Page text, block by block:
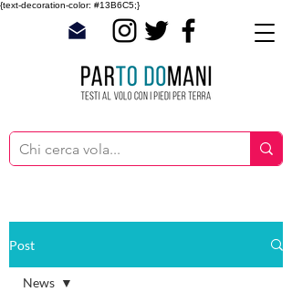
{text-decoration-color: #13B6C5;}
Post
News